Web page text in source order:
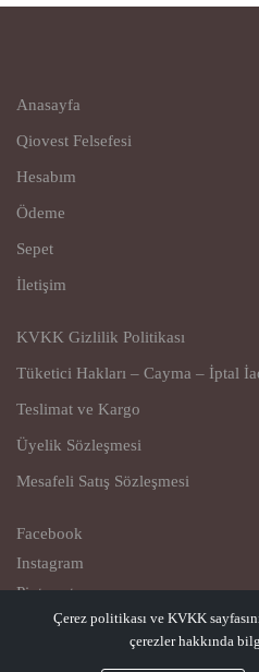
Anasayfa
Qiovest Felsefesi
Hesabım
Ödeme
Sepet
İletişim
KVKK Gizlilik Politikası
Tüketici Hakları – Cayma – İptal
Teslimat ve Kargo
Üyelik Sözleşmesi
Mesafeli Satış Sözleşmesi
Facebook
Instagram
Pinterest
Youtube
© Copyright 2023
Çerez politikası ve KVKK
çerezler hakkında